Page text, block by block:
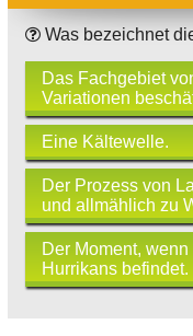
Was bezeichnet
Das Fachgebiet
Variationen
Eine Kältewelle.
Der Prozess von
und allmählich zu
Der Moment,
Hurrikans befindet.